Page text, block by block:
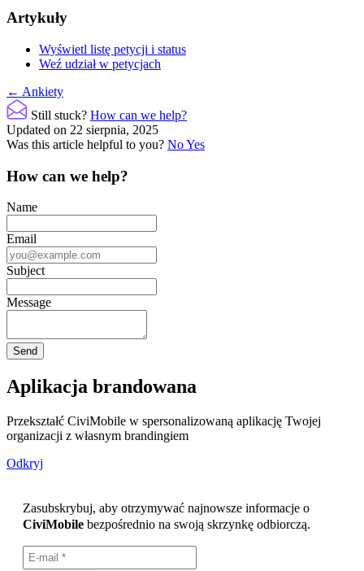
Artykuły
Wyświetl listę petycji i status
Weź udział w petycjach
Doc
navigation
← Ankiety
Still stuck? How can we help?
Updated on 22 sierpnia, 2025
Was this article helpful to you? NoYes
How can we help?
Name
Email
Subject
Message
Aplikacja brandowana
Przekształć CiviMobile w spersonalizowaną aplikację Twojej
organizacji z własnym brandingiem
Odkryj
Zasubskrybuj, aby otrzymywać najnowsze informacje o
CiviMobile bezpośrednio na swoją skrzynkę odbiorczą.